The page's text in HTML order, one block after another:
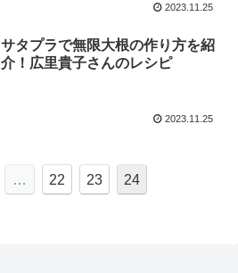
2023.11.25
サタプラで無限大根の作り方を紹
介！広里貴子さんのレシピ
2023.11.25
… 22 23 24